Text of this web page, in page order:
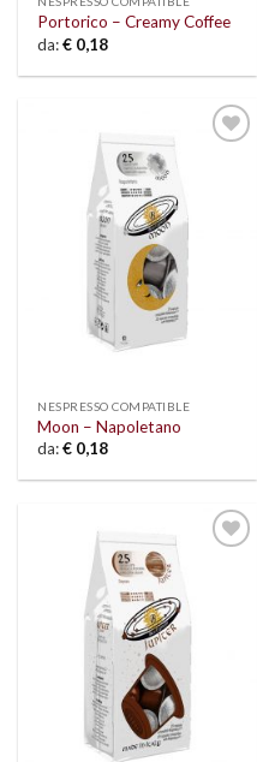
Portorico – Creamy Coffee
da:€ 0,18
NESPRESSO COMPATIBLE
Moon – Napoletano
da:€ 0,18